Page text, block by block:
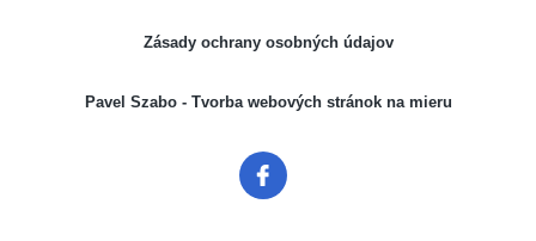
Zásady ochrany osobných údajov
Pavel Szabo - Tvorba webových stránok na mieru